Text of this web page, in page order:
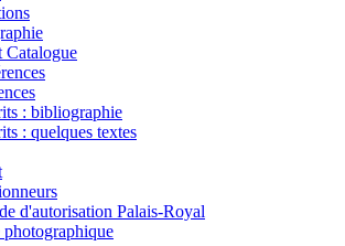
Catalogue
: bibliographie
: quelques textes
d'autorisation Palais-Royal
photographique